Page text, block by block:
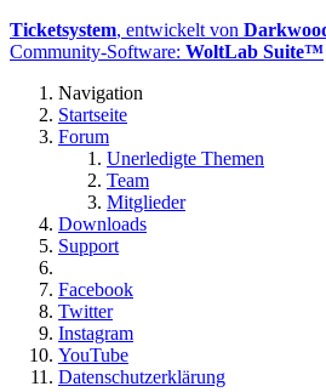
Ticketsystem, entwickelt von
Community-Software: WoltLab Suite™
Navigation
Startseite
Forum
Unerledigte Themen
Team
Mitglieder
Downloads
Support
Facebook
Twitter
Instagram
YouTube
Datenschutzerklärung